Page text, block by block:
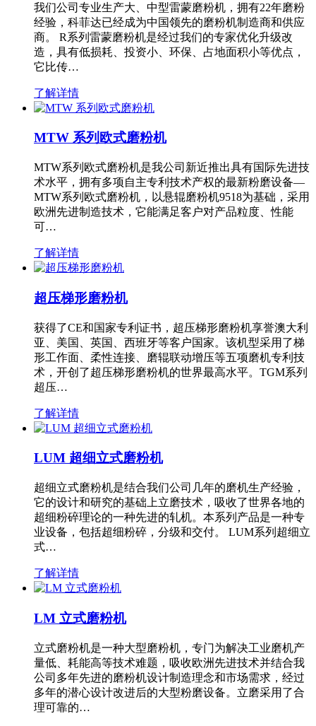
我们公司专业生产大、中型雷蒙磨粉机，拥有22年磨粉
经验，科菲达已经成为中国领先的磨粉机制造商和供应
商。 R系列雷蒙磨粉机是经过我们的专家优化升级改
造，具有低损耗、投资小、环保、占地面积小等优点，
它比传…
了解详情
MTW 系列欧式磨粉机
MTW系列欧式磨粉机是我公司新近推出具有国际先进技
术水平，拥有多项自主专利技术产权的最新粉磨设备—
MTW系列欧式磨粉机，以悬辊磨粉机9518为基础，采用
欧洲先进制造技术，它能满足客户对产品粒度、性能
可…
了解详情
超压梯形磨粉机
获得了CE和国家专利证书，超压梯形磨粉机享誉澳大利
亚、美国、英国、西班牙等客户国家。该机型采用了梯
形工作面、柔性连接、磨辊联动增压等五项磨机专利技
术，开创了超压梯形磨粉机的世界最高水平。TGM系列
超压…
了解详情
LUM 超细立式磨粉机
超细立式磨粉机是结合我们公司几年的磨机生产经验，
它的设计和研究的基础上立磨技术，吸收了世界各地的
超细粉碎理论的一种先进的轧机。本系列产品是一种专
业设备，包括超细粉碎，分级和交付。 LUM系列超细立
式…
了解详情
LM 立式磨粉机
立式磨粉机是一种大型磨粉机，专门为解决工业磨机产
量低、耗能高等技术难题，吸收欧洲先进技术并结合我
公司多年先进的磨粉机设计制造理念和市场需求，经过
多年的潜心设计改进后的大型粉磨设备。立磨采用了合
理可靠的…